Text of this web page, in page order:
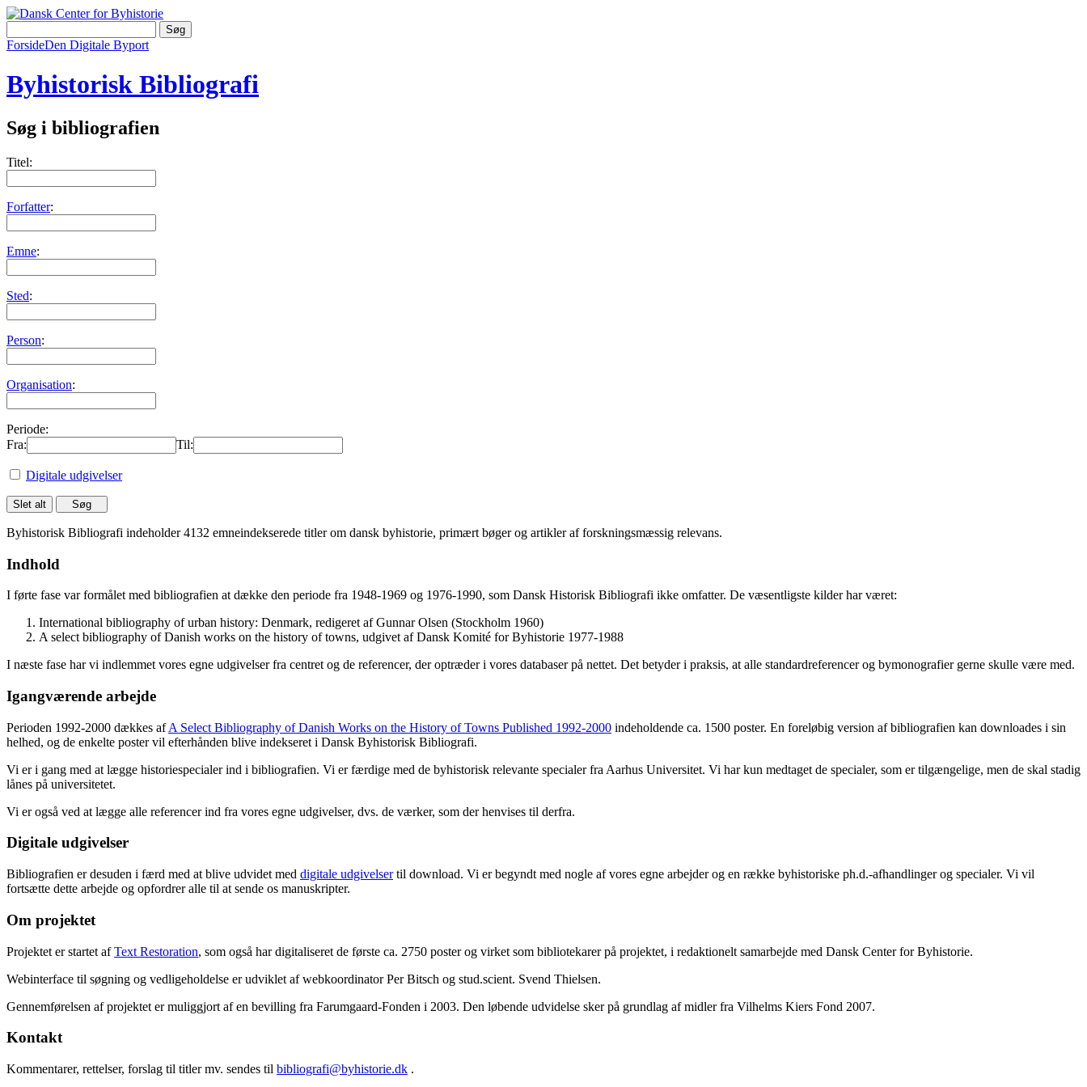
ForsideDen Digitale Byport
Byhistorisk Bibliografi
Søg i bibliografien
Titel:
Forfatter:
Emne:
Sted:
Person:
Organisation:
Periode:
Fra:
Til:
Digitale udgivelser
Byhistorisk Bibliografi indeholder 4132 emneindekserede titler om dansk byhistorie, primært bøger og artikler af forskningsmæssig relevans.
Indhold
I førte fase var formålet med bibliografien at dække den periode fra 1948-1969 og 1976-1990, som Dansk Historisk Bibliografi ikke omfatter. De væsentligste kilder har været:
International bibliography of urban history: Denmark, redigeret af Gunnar Olsen (Stockholm 1960)
A select bibliography of Danish works on the history of towns, udgivet af Dansk Komité for Byhistorie 1977-1988
I næste fase har vi indlemmet vores egne udgivelser fra centret og de referencer, der optræder i vores databaser på nettet. Det betyder i praksis, at alle standardreferencer og bymonografier gerne skulle være med.
Igangværende arbejde
Perioden 1992-2000 dækkes afA Select Bibliography of Danish Works on the History of Towns Published 1992-2000 indeholdende ca. 1500 poster. En foreløbig version af bibliografien kan downloades i sin
helhed, og de enkelte poster vil efterhånden blive indekseret i Dansk Byhistorisk Bibliografi.
Vi er i gang med at lægge historiespecialer ind i bibliografien. Vi er færdige med de byhistorisk relevante specialer fra Aarhus Universitet. Vi har kun medtaget de specialer, som er tilgængelige, men de skal stadig
lånes på universitetet.
Vi er også ved at lægge alle referencer ind fra vores egne udgivelser, dvs. de værker, som der henvises til derfra.
Digitale udgivelser
Bibliografien er desuden i færd med at blive udvidet med digitale udgivelsertil download. Vi er begyndt med nogle af vores egne arbejder og en række byhistoriske ph.d.-afhandlinger og specialer. Vi vil
fortsætte dette arbejde og opfordrer alle til at sende os manuskripter.
Om projektet
Projektet er startet afText Restoration, som også har digitaliseret de første ca. 2750 poster og virket som bibliotekarer på projektet, i redaktionelt samarbejde med Dansk Center for Byhistorie.
Webinterface til søgning og vedligeholdelse er udviklet af webkoordinator Per Bitsch og stud.scient. Svend Thielsen.
Gennemførelsen af projektet er muliggjort af en bevilling fra Farumgaard-Fonden i 2003. Den løbende udvidelse sker på grundlag af midler fra Vilhelms Kiers Fond 2007.
Kontakt
Kommentarer, rettelser, forslag til titler mv. sendes til bibliografi@byhistorie.dk .